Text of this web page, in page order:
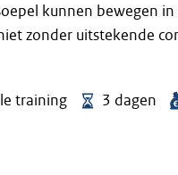
kunnen bewegen
zonder uitstekende
training 3 dagen